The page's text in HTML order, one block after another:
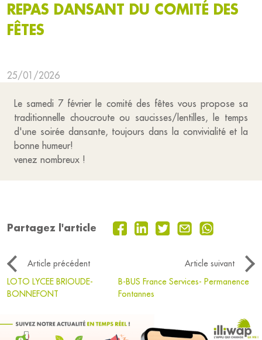
REPAS DANSANT DU COMITÉ DES
FÊTES
25/01/2026
Le samedi 7 février le comité des fêtes vous propose sa
traditionnelle choucroute ou saucisses/lentilles, le temps
d'une soirée dansante, toujours dans la convivialité et la
bonne humeur!
venez nombreux !
Partagez l'article
Article précédent
Article suivant
LOTO LYCEE BRIOUDE-
BONNEFONT
B-BUS France Services- Permanence
Fontannes